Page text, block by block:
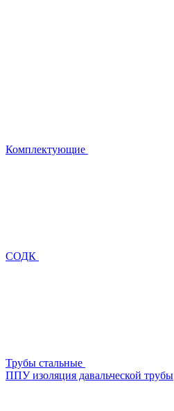
Комплектующие
СОДК
Трубы стальные
ППУ изоляция давальческой трубы